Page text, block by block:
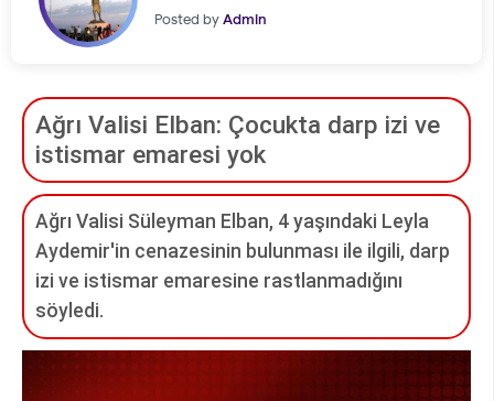
Posted byAdmin
Ağrı Valisi Elban: Çocukta darp izi ve
istismar emaresi yok
Ağrı Valisi Süleyman Elban, 4 yaşındaki Leyla
Aydemir'in cenazesinin bulunması ile ilgili, darp
izi ve istismar emaresine rastlanmadığını
söyledi.